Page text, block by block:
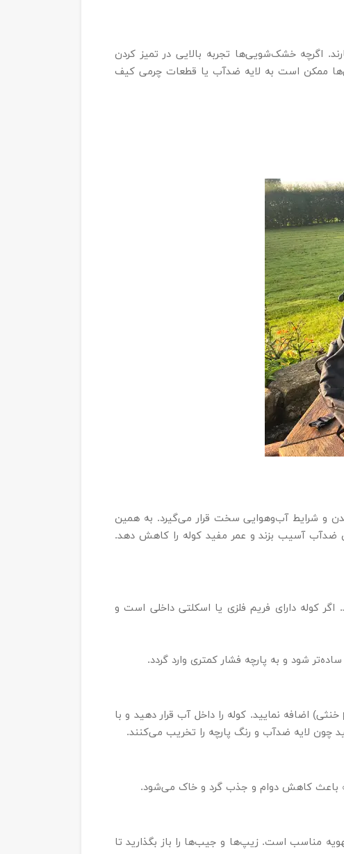
اگرچه خشک‌شویی‌ها تجربه بالایی در تمیز کردن
ممکن است به لایه ضدآب یا قطعات چرمی کیف
و شرایط آب‌وهوایی سخت قرار می‌گیرد. به همین
ضدآب آسیب بزند و عمر مفید کوله را کاهش دهد.
کوله دارای فریم فلزی یا اسکلتی داخلی است و
شود و به پارچه فشار کمتری وارد گردد.
یک لگن بزرگ یا وان را پر از آب سرد یا ولرم کنید و مقدار کمی شوینده ملایم (مثل شامپو بچه یا صابون با pH خنثی) اضافه نمایید. کوله را داخل آب قرار دهید و با
چون لایه ضدآب و رنگ پارچه را تخریب می‌کنند.
باعث کاهش دوام و جذب گرد و خاک می‌شود.
مناسب است. زیپ‌ها و جیب‌ها را باز بگذارید تا